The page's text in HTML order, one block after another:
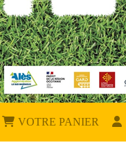
VOTRE PANIER